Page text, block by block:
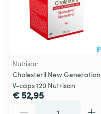
Nutrisan
Cholesteril New Generation
V-caps 120 Nutrisan
€ 52,95